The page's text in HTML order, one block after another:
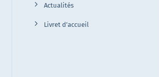
Actualités
Livret d’accueil